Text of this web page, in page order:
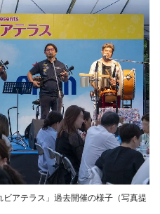
ビアテラス」過去開催の様子（写真提